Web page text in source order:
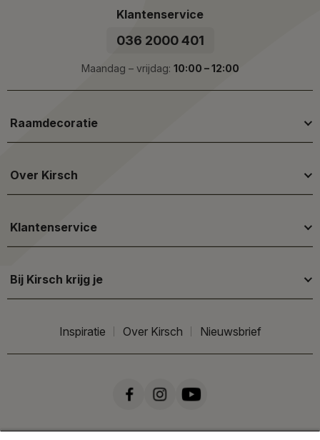
Klantenservice
036 2000 401
Maandag – vrijdag: 10:00 – 12:00
Raamdecoratie
Over Kirsch
Klantenservice
Bij Kirsch krijg je
Inspiratie Over Kirsch Nieuwsbrief